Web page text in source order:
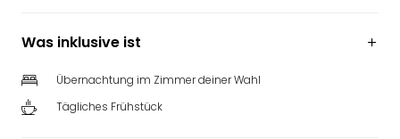
Was inklusive ist
Übernachtung im Zimmer deiner Wahl
Tägliches Frühstück